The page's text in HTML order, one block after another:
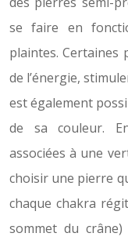
se faire en
plaintes.
de l’énergie,
est également
de sa couleur.
associées à une
choisir une pierre
chaque chakra
sommet du